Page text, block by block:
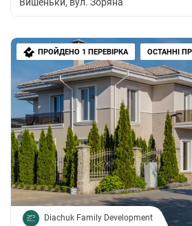
ПРОЙДЕНО 1 ПЕРЕВІРКА ОСТАННІ
Diachuk Family Development